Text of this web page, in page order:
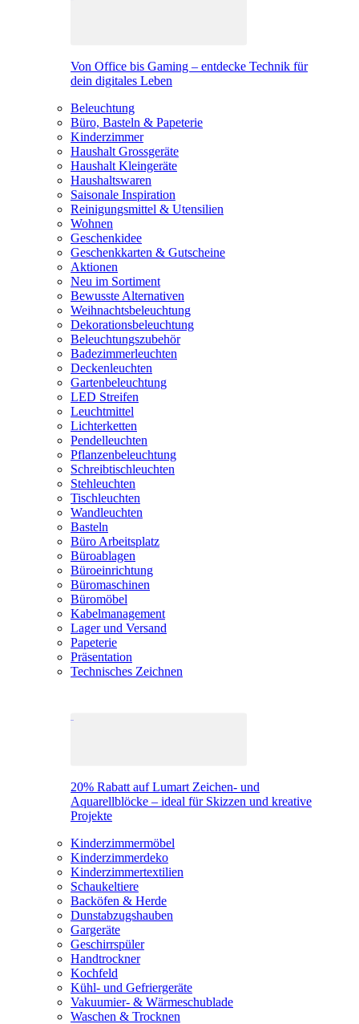
Von Office bis Gaming – entdecke Technik für
dein digitales Leben
Beleuchtung
Büro, Basteln & Papeterie
Kinderzimmer
Haushalt Grossgeräte
Haushalt Kleingeräte
Haushaltswaren
Saisonale Inspiration
Reinigungsmittel & Utensilien
Wohnen
Geschenkidee
Geschenkkarten & Gutscheine
Aktionen
Neu im Sortiment
Bewusste Alternativen
Weihnachtsbeleuchtung
Dekorationsbeleuchtung
Beleuchtungszubehör
Badezimmerleuchten
Deckenleuchten
Gartenbeleuchtung
LED Streifen
Leuchtmittel
Lichterketten
Pendelleuchten
Pflanzenbeleuchtung
Schreibtischleuchten
Stehleuchten
Tischleuchten
Wandleuchten
Basteln
Büro Arbeitsplatz
Büroablagen
Büroeinrichtung
Büromaschinen
Büromöbel
Kabelmanagement
Lager und Versand
Papeterie
Präsentation
Technisches Zeichnen
20% Rabatt auf Lumart Zeichen- und
Aquarellblöcke – ideal für Skizzen und kreative
Projekte
Kinderzimmermöbel
Kinderzimmerdeko
Kinderzimmertextilien
Schaukeltiere
Backöfen & Herde
Dunstabzugshauben
Gargeräte
Geschirrspüler
Handtrockner
Kochfeld
Kühl- und Gefriergeräte
Vakuumier- & Wärmeschublade
Waschen & Trocknen